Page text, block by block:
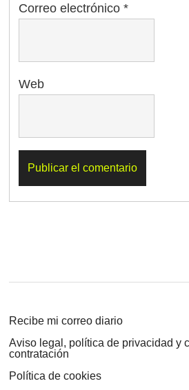
Correo electrónico*
Web
Recibe mi correo diario
Aviso legal, política de privacidad y
contratación
Política de cookies